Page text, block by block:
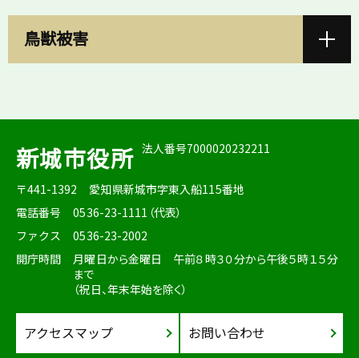
鳥獣被害
新城市役所 法人番号7000020232211
〒441-1392
愛知県新城市字東入船115番地
電話番号
0536-23-1111（代表）
ファクス
0536-23-2002
開庁時間
月曜日から金曜日 午前８時３０分から午後５時１５分
まで
（祝日、年末年始を除く）
アクセスマップ お問い合わせ